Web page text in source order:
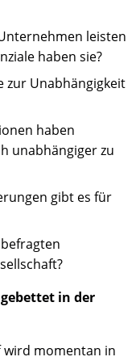
leisten
haben sie?
zur Unabhängigkeit
haben
unabhängiger zu
gibt es für
in der
wird momentan in